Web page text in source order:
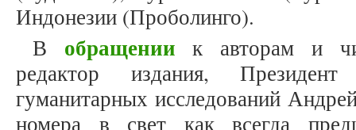
Индонезии (Проболинго).
В обращении к авторам и
редактор издания,
гуманитарных исследований
номера в свет как всегда